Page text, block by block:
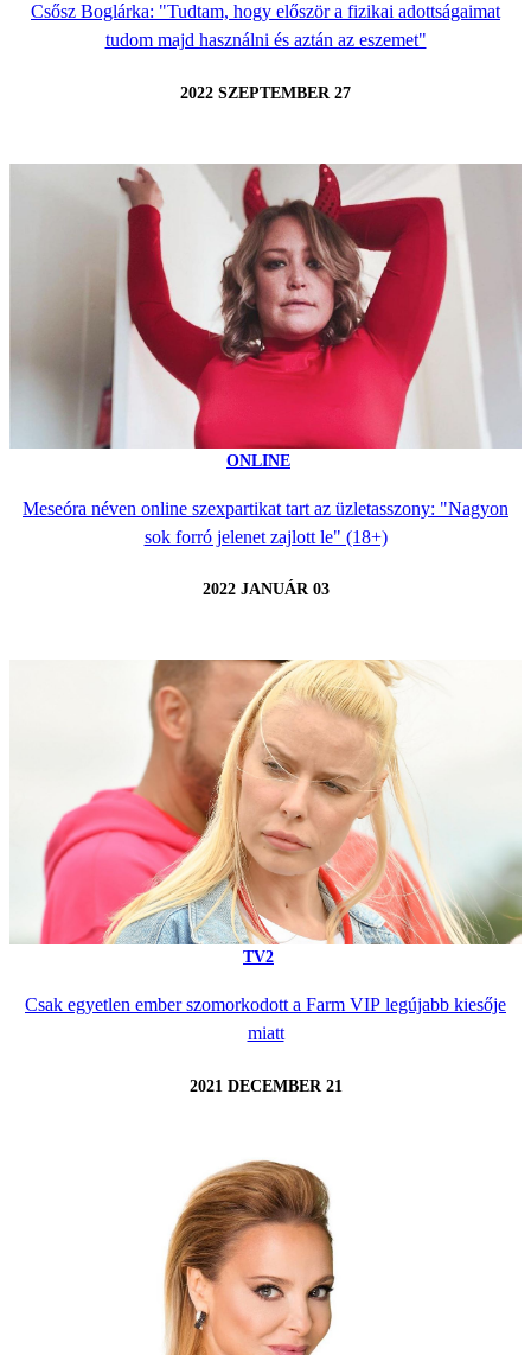
Csősz Boglárka: "Tudtam, hogy először a fizikai adottságaimat
tudom majd használni és aztán az eszemet"
2022 SZEPTEMBER 27
ONLINE
Meseóra néven online szexpartikat tart az üzletasszony: "Nagyon
sok forró jelenet zajlott le" (18+)
2022 JANUÁR 03
TV2
Csak egyetlen ember szomorkodott a Farm VIP legújabb kiesője
miatt
2021 DECEMBER 21